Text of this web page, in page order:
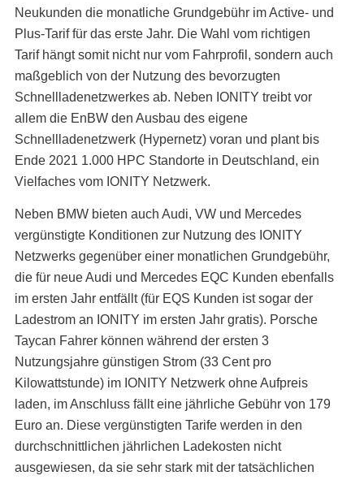
Neukunden die monatliche Grundgebühr im Active- und
Plus-Tarif für das erste Jahr. Die Wahl vom richtigen
Tarif hängt somit nicht nur vom Fahrprofil, sondern auch
maßgeblich von der Nutzung des bevorzugten
Schnellladenetzwerkes ab. Neben IONITY treibt vor
allem die EnBW den Ausbau des eigene
Schnellladenetzwerk (Hypernetz) voran und plant bis
Ende 2021 1.000 HPC Standorte in Deutschland, ein
Vielfaches vom IONITY Netzwerk.
Neben BMW bieten auch Audi, VW und Mercedes
vergünstigte Konditionen zur Nutzung des IONITY
Netzwerks gegenüber einer monatlichen Grundgebühr,
die für neue Audi und Mercedes EQC Kunden ebenfalls
im ersten Jahr entfällt (für EQS Kunden ist sogar der
Ladestrom an IONITY im ersten Jahr gratis). Porsche
Taycan Fahrer können während der ersten 3
Nutzungsjahre günstigen Strom (33 Cent pro
Kilowattstunde) im IONITY Netzwerk ohne Aufpreis
laden, im Anschluss fällt eine jährliche Gebühr von 179
Euro an. Diese vergünstigten Tarife werden in den
durchschnittlichen jährlichen Ladekosten nicht
ausgewiesen, da sie sehr stark mit der tatsächlichen